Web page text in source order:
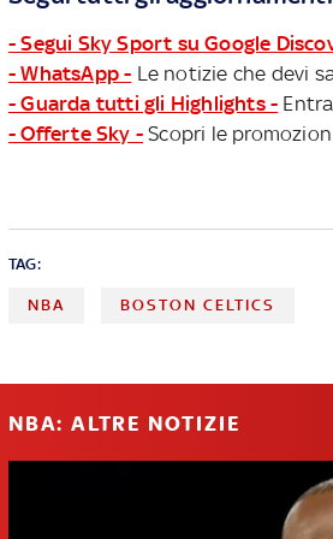
- Segui Sky Sport su Google
- WhatsApp - Le notizie che devi
- Guarda tutti gli Highlights -
- Offerte Sky - Scopri le
TAG:
NBA BOSTON CELTICS
NBA: ALTRE NOTIZIE